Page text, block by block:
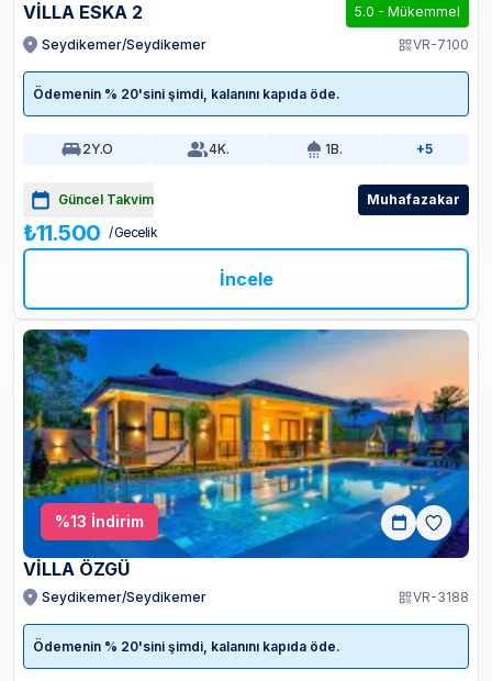
VİLLA ESKA 2 5.0 - Mükemmel
Seydikemer/Seydikemer
VR-7100
Ödemenin % 20'sini şimdi, kalanını kapıda öde.
2Y.O 4K. 1B. +5
Güncel Takvim Muhafazakar
₺11.500 / Gecelik
İncele
%13 İndirim
VİLLA ÖZGÜ
Seydikemer/Seydikemer VR-3188
Ödemenin % 20'sini şimdi, kalanını kapıda öde.